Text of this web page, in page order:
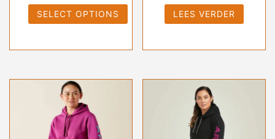
SELECT OPTIONS LEES VERDER